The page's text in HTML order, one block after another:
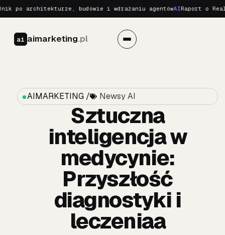
architekturze, budowie i wdrażaniu agentówAIRaport o
ai aimarketing.pl
AIMARKETING / Newsy AI
Sztuczna
inteligencja w
medycynie:
Przyszłość
diagnostyki i
leczeniaa